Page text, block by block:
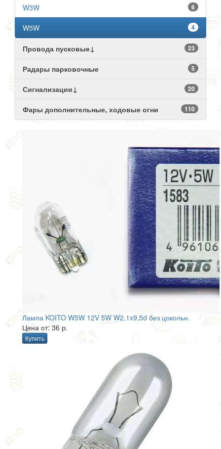
6
W3W
4
W5W
Провода пусковые↓ 23
Радары парковочные 5
Сигнализации↓ 20
Фары дополнительные, ходовые огни 110
Лампа KOITO W5W 12V 5W W2,1x9,5d без цокольн.
Цена от: 36 р.
Купить